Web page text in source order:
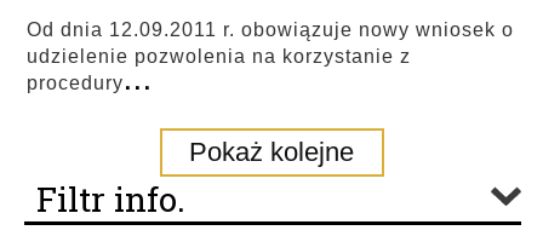
Od dnia 12.09.2011 r. obowiązuje nowy wniosek o
udzielenie pozwolenia na korzystanie z
procedury...
Pokaż kolejne
Filtr info.